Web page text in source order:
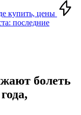
купить, цены
последние
болеть